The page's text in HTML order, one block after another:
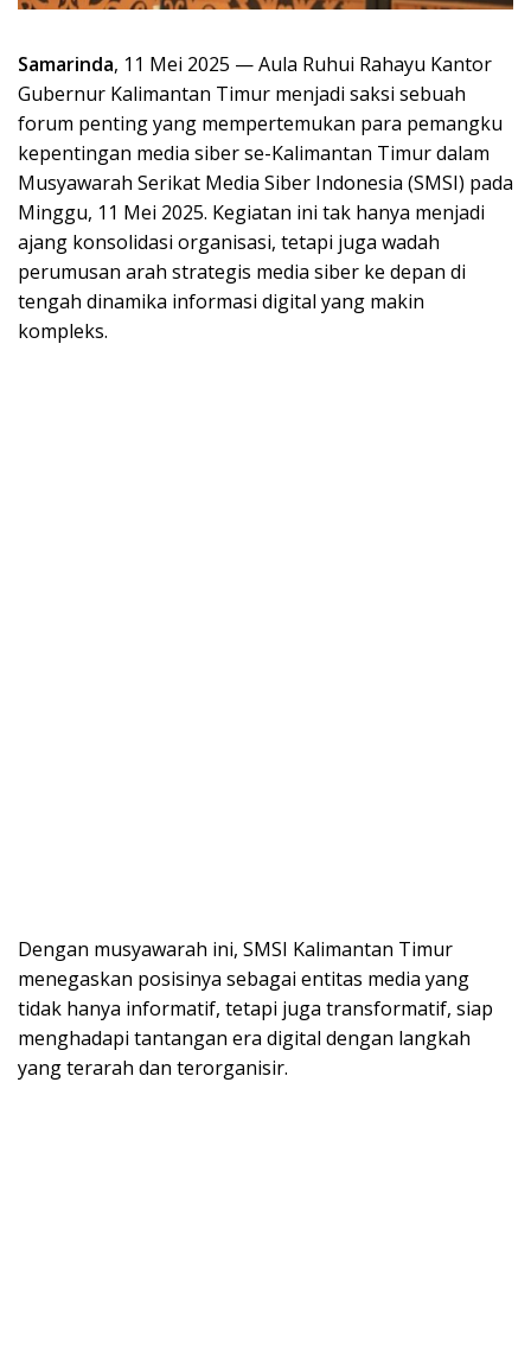
Samarinda, 11 Mei 2025 — Aula Ruhui Rahayu Kantor
Gubernur Kalimantan Timur menjadi saksi sebuah
forum penting yang mempertemukan para pemangku
kepentingan media siber se-Kalimantan Timur dalam
Musyawarah Serikat Media Siber Indonesia (SMSI) pada
Minggu, 11 Mei 2025. Kegiatan ini tak hanya menjadi
ajang konsolidasi organisasi, tetapi juga wadah
perumusan arah strategis media siber ke depan di
tengah dinamika informasi digital yang makin
kompleks.
Dengan musyawarah ini, SMSI Kalimantan Timur
menegaskan posisinya sebagai entitas media yang
tidak hanya informatif, tetapi juga transformatif, siap
menghadapi tantangan era digital dengan langkah
yang terarah dan terorganisir.